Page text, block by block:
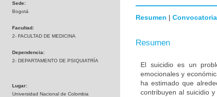
Sede:
Bogotá
Facultad:
2- FACULTAD DE MEDICINA
Dependencia:
2- DEPARTAMENTO DE PSIQUIATRÍA
Lugar:
Universidad Nacional de Colombia
Resumen | Convocatoria
Resumen
El suicidio es un
emocionales y
ha estimado que
contribuyen al suicidio